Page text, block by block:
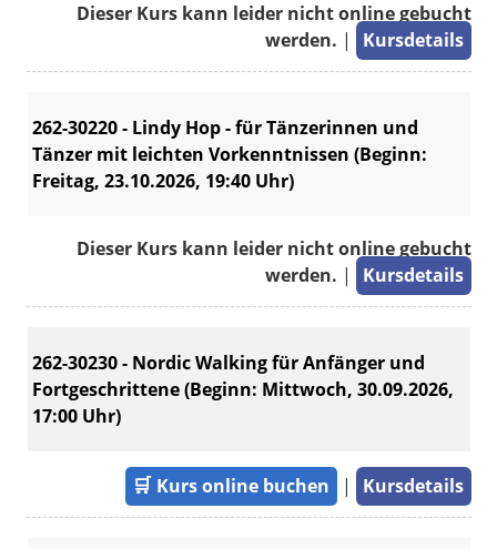
Dieser Kurs kann leider nicht online gebucht
werden. | Kursdetails
262-30220 - Lindy Hop - für Tänzerinnen und
Tänzer mit leichten Vorkenntnissen (Beginn:
Freitag, 23.10.2026, 19:40 Uhr)
Dieser Kurs kann leider nicht online gebucht
werden. | Kursdetails
262-30230 - Nordic Walking für Anfänger und
Fortgeschrittene (Beginn: Mittwoch, 30.09.2026,
17:00 Uhr)
🛒 Kurs online buchen | Kursdetails